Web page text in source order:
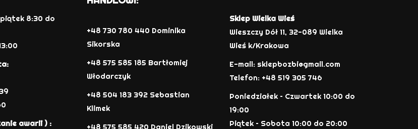
piątek 8:30 do
awarii ) :
+48 730 780 440 Dominika
Sikorska
+48 575 585 185 Bartłomiej
Włodarczyk
+48 504 183 392 Sebastian
Klimek
+48 575 585 420 Daniel Dzikowski
Sklep Wielka Wieś
Wieszczy Dół 11, 32-089 Wielka
Wieś k/Krakowa
E-mail: sklepbozbi@gmail.com
Telefon: +48 519 305 746
Poniedziałek – Czwartek 10:00 do
19:00
Piątek – Sobota 10:00 do 20:00